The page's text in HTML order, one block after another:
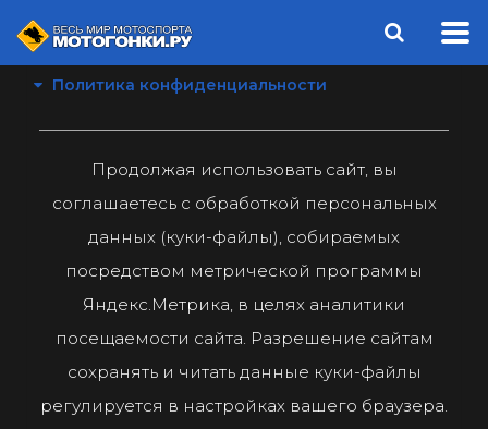
Политика конфиденциальности
Продолжая использовать сайт, вы
соглашаетесь с обработкой персональных
данных (куки-файлы), собираемых
посредством метрической программы
Яндекс.Метрика, в целях аналитики
посещаемости сайта. Разрешение сайтам
сохранять и читать данные куки-файлы
регулируется в настройках вашего браузера.